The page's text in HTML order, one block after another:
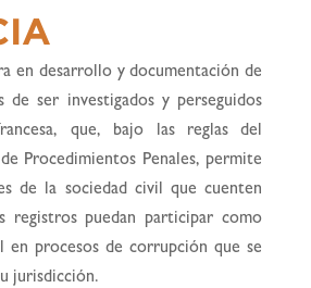
en desarrollo y documentación de
de ser investigados y perseguidos
que, bajo las reglas del
Procedimientos Penales, permite
de la sociedad civil que cuenten
registros puedan participar como
en procesos de corrupción que se
jurisdicción.